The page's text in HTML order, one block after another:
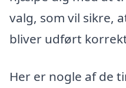
valg, som vil sikre,
bliver udført
Her er nogle af de